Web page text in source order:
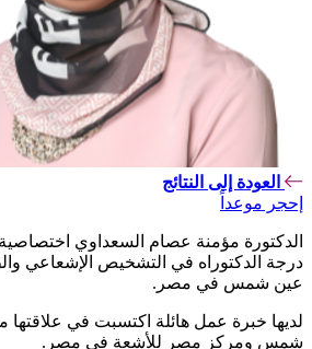
العودة إلى النتائج
إحجر موعداً
الدكتورة مؤمنة عصام السعداوي
درجة الدكتوراه في التشخيص الإشعاعي
عين شمس في مصر.
لديها خبرة عمل هائلة اكتسبت في
شمس ومركز مصر للأشعة في مصر.